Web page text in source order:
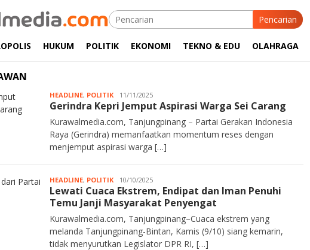
Pencarian
HUKUM POLITIK EKONOMI TEKNO & EDU OLAHRAGA
HEADLINE, POLITIK
Rahim
11/11/2025
Gerindra Kepri Jemput Aspirasi Warga Sei Carang
Kurawalmedia.com, Tanjungpinang – Partai Gerakan Indonesia
Raya (Gerindra) memanfaatkan momentum reses dengan
menjemput aspirasi warga […]
HEADLINE, POLITIK
Rahim
10/10/2025
Lewati Cuaca Ekstrem, Endipat dan Iman Penuhi
Temu Janji Masyarakat Penyengat
Kurawalmedia.com, Tanjungpinang–Cuaca ekstrem yang
melanda Tanjungpinang-Bintan, Kamis (9/10) siang kemarin,
tidak menyurutkan Legislator DPR RI, […]